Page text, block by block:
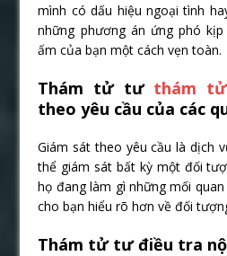
mình có dấu hiệu ngoại tình
những phương án ứng phó
ấm của bạn một cách vẹn toàn.
Thám tử tưthám tử
theo yêu cầu của các
Giám sát theo yêu cầu là dịch
thể giám sát bất kỳ một đối
họ đang làm gì những mối
cho bạn hiểu rõ hơn về đối
Thám tử tư điều tra